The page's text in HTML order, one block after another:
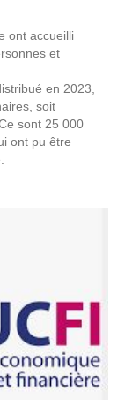
ont accueilli
et
en 2023,
soit
sont 25 000
ont pu être